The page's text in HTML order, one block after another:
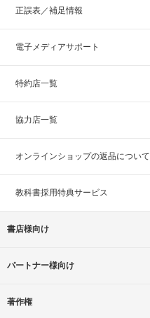
正誤表／補足情報
電子メディアサポート
特約店一覧
協力店一覧
オンラインショップの返品について
教科書採用特典サービス
書店様向け
パートナー様向け
著作権